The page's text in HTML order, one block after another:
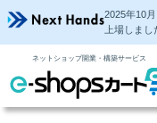
2025年10
上場しまし
ネットショップ開業・構築サービス